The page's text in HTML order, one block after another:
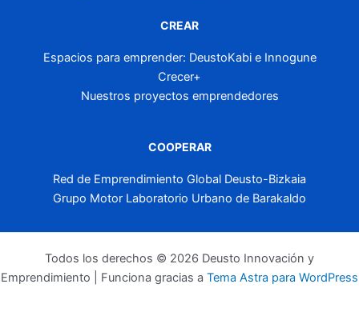
CREAR
Espacios para emprender: DeustoKabi e Innogune
Crecer+
Nuestros proyectos emprendedores
COOPERAR
Red de Emprendimiento Global Deusto-Bizkaia
Grupo Motor Laboratorio Urbano de Barakaldo
Todos los derechos © 2026 Deusto Innovación y
Emprendimiento | Funciona gracias a Tema Astra para WordPress